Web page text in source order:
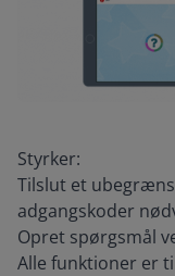
Styrker:
Tilslut et
adgangskoder
Opret spørgsmål
Alle funktioner er